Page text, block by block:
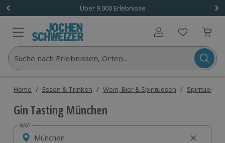
Über 9.000 Erlebnisse
Benutzerkonto
Suche nach Erlebnissen, Orten...
Home / Essen & Trinken / Wein, Bier & Spirituosen / Spirituosen
Gin Tasting München
Wo?
Wo?